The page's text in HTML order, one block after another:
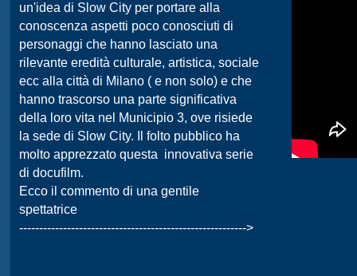
un'idea di Slow City per portare alla
conoscenza aspetti poco conosciuti di
personaggi che hanno lasciato una
rilevante eredità culturale, artistica, sociale
ecc alla città di Milano ( e non solo) e che
hanno trascorso una parte significativa
della loro vita nel Municipio 3, ove risiede
la sede di Slow City. Il folto pubblico ha
molto apprezzato questa innovativa serie
di docufilm.
Ecco il commento di una gentile
spettatrice
--------------------------------------------------------->